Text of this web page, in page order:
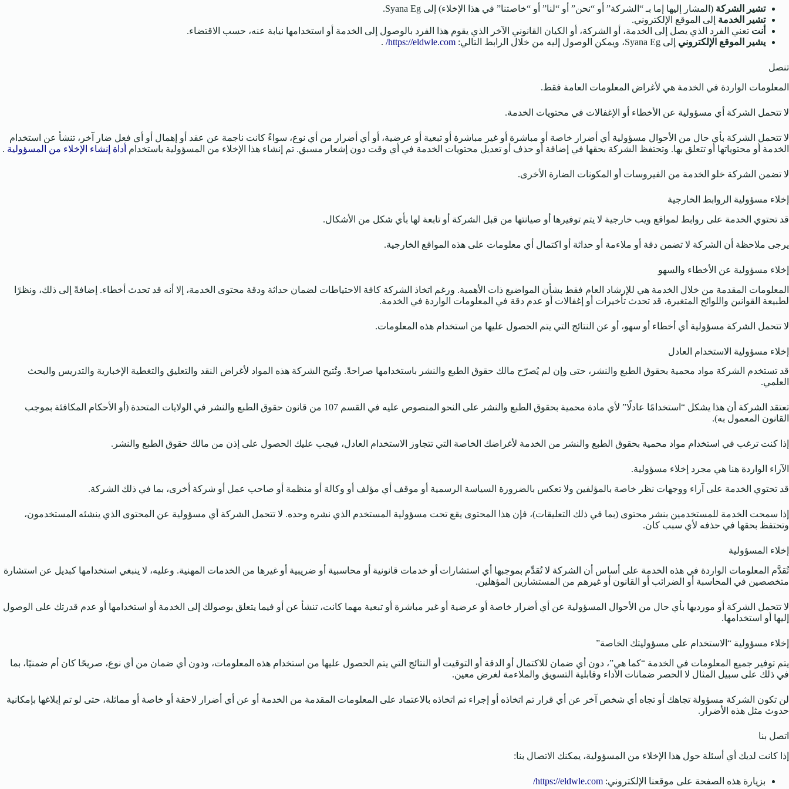
تشير الشركة (المشار إليها إما بـ “الشركة” أو “نحن” أو “لنا” أو “خاصتنا” في هذا الإخلاء) إلى Syana Eg.
تشير الخدمة إلى الموقع الإلكتروني.
أنت تعني الفرد الذي يصل إلى الخدمة، أو الشركة، أو الكيان القانوني الآخر الذي يقوم هذا الفرد بالوصول إلى الخدمة أو استخدامها نيابة عنه، حسب الاقتضاء.
يشير الموقع الإلكتروني إلى Syana Eg، ويمكن الوصول إليه من خلال الرابط التالي: https://eldwle.com/
.
تنصل
المعلومات الواردة في الخدمة هي لأغراض المعلومات العامة فقط.
لا تتحمل الشركة أي مسؤولية عن الأخطاء أو الإغفالات في محتويات الخدمة.
لا تتحمل الشركة بأي حال من الأحوال مسؤولية أي أضرار خاصة أو مباشرة أو غير مباشرة أو تبعية أو عرضية، أو أي أضرار من أي نوع، سواءً كانت ناجمة عن عقد أو إهمال أو أي فعل ضار آخر، تنشأ عن استخدام
الخدمة أو محتوياتها أو تتعلق بها. وتحتفظ الشركة بحقها في إضافة أو حذف أو تعديل محتويات الخدمة في أي وقت دون إشعار مسبق. تم إنشاء هذا الإخلاء من المسؤولية باستخدام أداة إنشاء الإخلاء من المسؤولية .
لا تضمن الشركة خلو الخدمة من الفيروسات أو المكونات الضارة الأخرى.
إخلاء مسؤولية الروابط الخارجية
قد تحتوي الخدمة على روابط لمواقع ويب خارجية لا يتم توفيرها أو صيانتها من قبل الشركة أو تابعة لها بأي شكل من الأشكال.
يرجى ملاحظة أن الشركة لا تضمن دقة أو ملاءمة أو حداثة أو اكتمال أي معلومات على هذه المواقع الخارجية.
إخلاء مسؤولية عن الأخطاء والسهو
المعلومات المقدمة من خلال الخدمة هي للإرشاد العام فقط بشأن المواضيع ذات الأهمية. ورغم اتخاذ الشركة كافة الاحتياطات لضمان حداثة ودقة محتوى الخدمة، إلا أنه قد تحدث أخطاء. إضافةً إلى ذلك، ونظرًا
لطبيعة القوانين واللوائح المتغيرة، قد تحدث تأخيرات أو إغفالات أو عدم دقة في المعلومات الواردة في الخدمة.
لا تتحمل الشركة مسؤولية أي أخطاء أو سهو، أو عن النتائج التي يتم الحصول عليها من استخدام هذه المعلومات.
إخلاء مسؤولية الاستخدام العادل
قد تستخدم الشركة مواد محمية بحقوق الطبع والنشر، حتى وإن لم يُصرّح مالك حقوق الطبع والنشر باستخدامها صراحةً. وتُتيح الشركة هذه المواد لأغراض النقد والتعليق والتغطية الإخبارية والتدريس والبحث
العلمي.
تعتقد الشركة أن هذا يشكل “استخدامًا عادلًا” لأي مادة محمية بحقوق الطبع والنشر على النحو المنصوص عليه في القسم 107 من قانون حقوق الطبع والنشر في الولايات المتحدة (أو الأحكام المكافئة بموجب
القانون المعمول به).
إذا كنت ترغب في استخدام مواد محمية بحقوق الطبع والنشر من الخدمة لأغراضك الخاصة التي تتجاوز الاستخدام العادل، فيجب عليك الحصول على إذن من مالك حقوق الطبع والنشر.
الآراء الواردة هنا هي مجرد إخلاء مسؤولية.
قد تحتوي الخدمة على آراء ووجهات نظر خاصة بالمؤلفين ولا تعكس بالضرورة السياسة الرسمية أو موقف أي مؤلف أو وكالة أو منظمة أو صاحب عمل أو شركة أخرى، بما في ذلك الشركة.
إذا سمحت الخدمة للمستخدمين بنشر محتوى (بما في ذلك التعليقات)، فإن هذا المحتوى يقع تحت مسؤولية المستخدم الذي نشره وحده. لا تتحمل الشركة أي مسؤولية عن المحتوى الذي ينشئه المستخدمون،
وتحتفظ بحقها في حذفه لأي سبب كان.
إخلاء المسؤولية
تُقدَّم المعلومات الواردة في هذه الخدمة على أساس أن الشركة لا تُقدِّم بموجبها أي استشارات أو خدمات قانونية أو محاسبية أو ضريبية أو غيرها من الخدمات المهنية. وعليه، لا ينبغي استخدامها كبديل عن استشارة
متخصصين في المحاسبة أو الضرائب أو القانون أو غيرهم من المستشارين المؤهلين.
لا تتحمل الشركة أو مورديها بأي حال من الأحوال المسؤولية عن أي أضرار خاصة أو عرضية أو غير مباشرة أو تبعية مهما كانت، تنشأ عن أو فيما يتعلق بوصولك إلى الخدمة أو استخدامها أو عدم قدرتك على الوصول
إليها أو استخدامها.
إخلاء مسؤولية “الاستخدام على مسؤوليتك الخاصة”
يتم توفير جميع المعلومات في الخدمة “كما هي”، دون أي ضمان للاكتمال أو الدقة أو التوقيت أو النتائج التي يتم الحصول عليها من استخدام هذه المعلومات، ودون أي ضمان من أي نوع، صريحًا كان أم ضمنيًا، بما
في ذلك على سبيل المثال لا الحصر ضمانات الأداء وقابلية التسويق والملاءمة لغرض معين.
لن تكون الشركة مسؤولة تجاهك أو تجاه أي شخص آخر عن أي قرار تم اتخاذه أو إجراء تم اتخاذه بالاعتماد على المعلومات المقدمة من الخدمة أو عن أي أضرار لاحقة أو خاصة أو مماثلة، حتى لو تم إبلاغها بإمكانية
حدوث مثل هذه الأضرار.
اتصل بنا
إذا كانت لديك أي أسئلة حول هذا الإخلاء من المسؤولية، يمكنك الاتصال بنا:
بزيارة هذه الصفحة على موقعنا الإلكتروني: https://eldwle.com/